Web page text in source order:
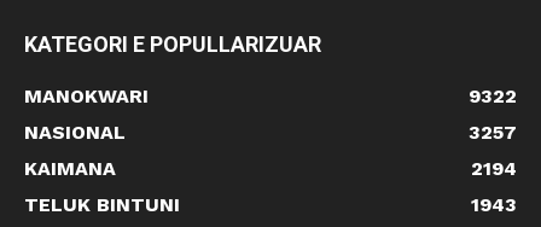
KATEGORI E POPULLARIZUAR
MANOKWARI
9322
NASIONAL
3257
KAIMANA
2194
TELUK BINTUNI
1943